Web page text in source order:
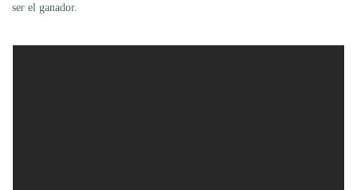
ser el ganador.